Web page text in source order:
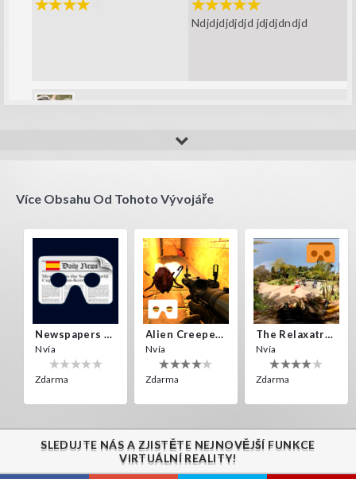
Ndjdjdjdjdjd jdjdjdndjd
Více Obsahu Od Tohoto Vývojáře
Newspapers Spain VR
Nvía
Zdarma
Alien Creepers VR
Nvía
Zdarma
The Relaxatron
Nvía
Zdarma
SLEDUJTE NÁS A ZJISTĚTE NEJNOVĚJŠÍ FUNKCE
VIRTUÁLNÍ REALITY!